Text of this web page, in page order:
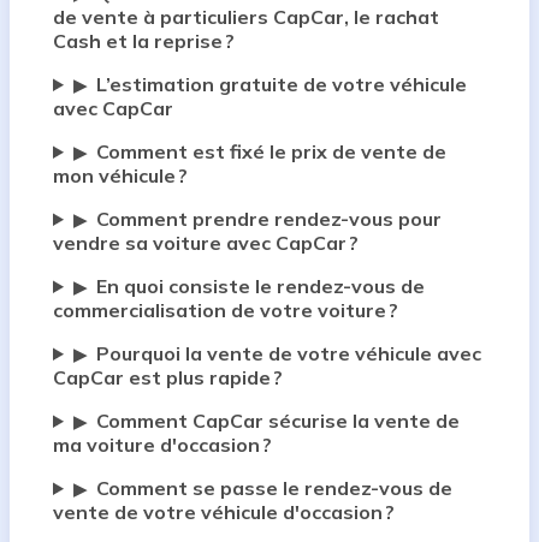
de vente à particuliers CapCar, le rachat
Cash et la reprise ?
▶ L’estimation gratuite de votre véhicule
avec CapCar
▶ Comment est fixé le prix de vente de
mon véhicule ?
▶ Comment prendre rendez-vous pour
vendre sa voiture avec CapCar ?
▶ En quoi consiste le rendez-vous de
commercialisation de votre voiture ?
▶ Pourquoi la vente de votre véhicule avec
CapCar est plus rapide ?
▶ Comment CapCar sécurise la vente de
ma voiture d'occasion ?
▶ Comment se passe le rendez-vous de
vente de votre véhicule d'occasion ?